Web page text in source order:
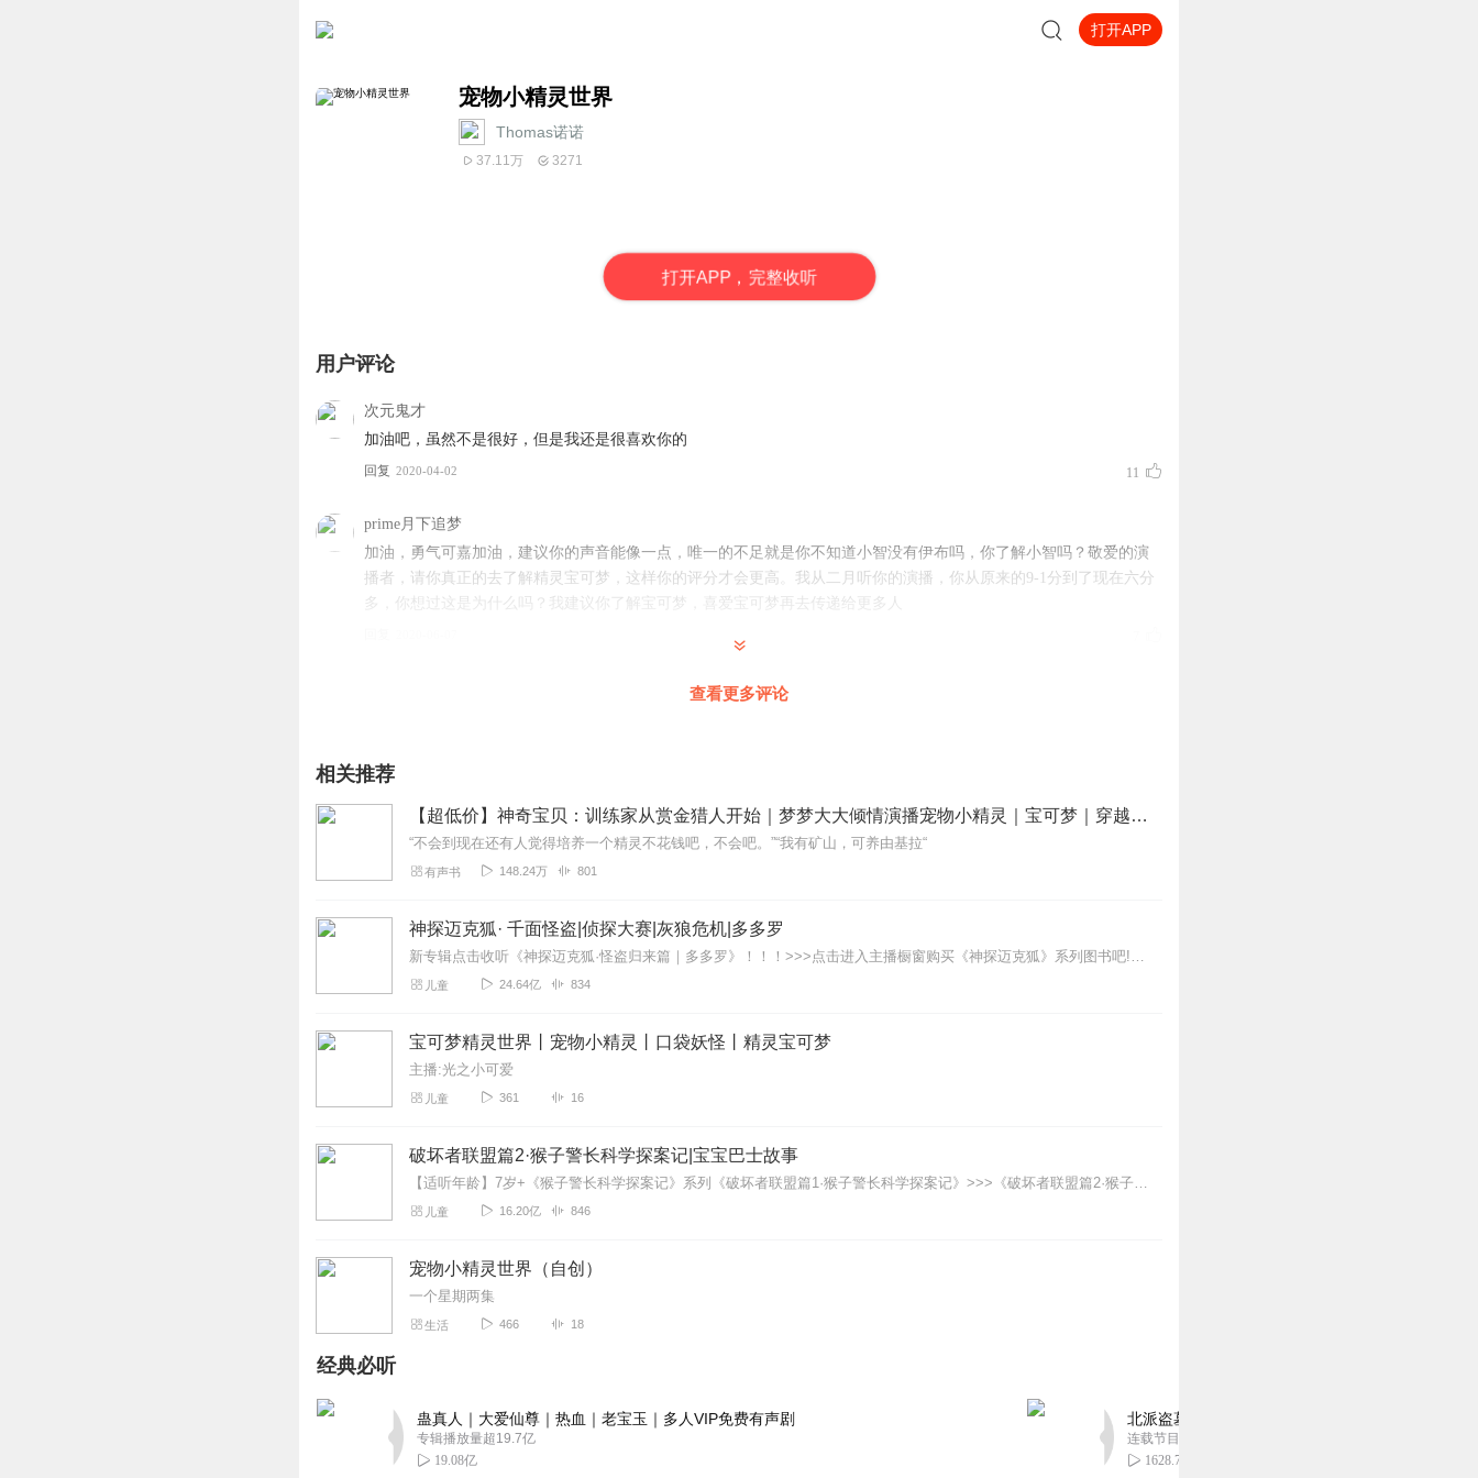
打开APP
宠物小精灵世界
Thomas诺诺
37.11万 3271
打开APP，完整收听
用户评论
次元鬼才
加油吧，虽然不是很好，但是我还是很喜欢你的
回复 2020-04-02 11
prime月下追梦
加油，勇气可嘉加油，建议你的声音能像一点，唯一的不足就是你不知道小智没有伊布吗，你了解小智吗？敬爱的演
播者，请你真正的去了解精灵宝可梦，这样你的评分才会更高。我从二月听你的演播，你从原来的9-1分到了现在六分
多，你想过这是为什么吗？我建议你了解宝可梦，喜爱宝可梦再去传递给更多人
生光辉
不到5星就是差！！！！！！！！！！！！！！！！！！！！！！！！
是星鱼喵呐
谢谢你对我专辑的支持😊我给你满分
18003550kzz
太棒了(≧∇≦)/⊙ω⊙⊙ω⊙⊙ω⊙⊙ω⊙⊙ω⊙
战斗吧奥特战士
超赞的呢！！！希望声音能再好一点。😄😄😄
Amyluoxin
太好听了！我的人生没有那么多的人生态度，
丛殿坤
2020-04-06 3
查看更多评论
相关推荐
【超低价】神奇宝贝：训练家从赏金猎人开始｜梦梦大大倾情演播宠物小精灵｜宝可梦｜穿越数码宝贝的世界
“不会到现在还有人觉得培养一个精灵不花钱吧，不会吧。”“我有矿山，可养由基拉“
有声书 148.24万 801
神探迈克狐· 千面怪盗|侦探大赛|灰狼危机|多多罗
新专辑点击收听《神探迈克狐·怪盗归来篇｜多多罗》！！！>>>点击进入主播橱窗购买《神探迈克狐》系列图书吧!<<<多多罗故事【点击前往】收听多多罗其他好玩有趣的故...
儿童 24.64亿 834
宝可梦精灵世界丨宠物小精灵丨口袋妖怪丨精灵宝可梦
主播:光之小可爱
儿童 361 16
破坏者联盟篇2·猴子警长科学探案记|宝宝巴士故事
【适听年龄】7岁+《猴子警长科学探案记》系列《破坏者联盟篇1·猴子警长科学探案记》>>>《破坏者联盟篇2·猴子警长科学探案记》>>>《破坏者联盟篇3·猴子警长科...
儿童 16.20亿 846
宠物小精灵世界（自创）
一个星期两集
生活 466 18
经典必听
蛊真人｜大爱仙尊｜热血｜老宝玉｜多人VIP免费有声剧
专辑播放量超19.7亿
19.08亿
北派盗墓笔记丨头陀渊出品丨悬疑灵异丨摸金校尉
连载节目超四百集
1628.72万